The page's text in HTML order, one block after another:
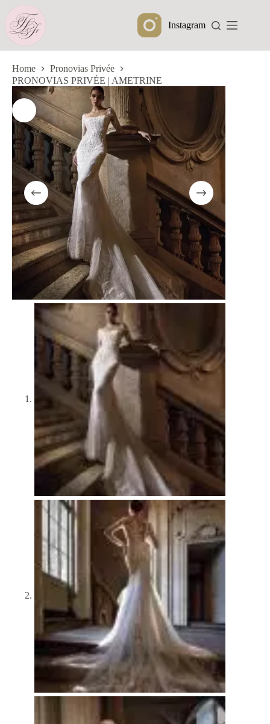
naar
inhoud
Instagram
Home
Pronovias Privée
PRONOVIAS PRIVÉE | AMETRINE